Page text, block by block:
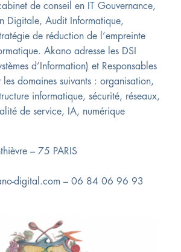
de conseil en IT Gouvernance,
Digitale, Audit Informatique,
de réduction de l’empreinte
Akano adresse les DSI
d’Information) et Responsables
les domaines suivants : organisation,
informatique, sécurité, réseaux,
de service, IA, numérique
– 75 PARIS
digital.com – 06 84 06 96 93